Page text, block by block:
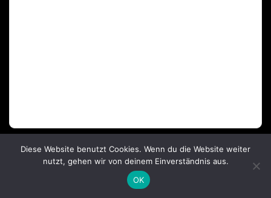
Diese Website benutzt Cookies. Wenn du die Website weiter
nutzt, gehen wir von deinem Einverständnis aus.
OK